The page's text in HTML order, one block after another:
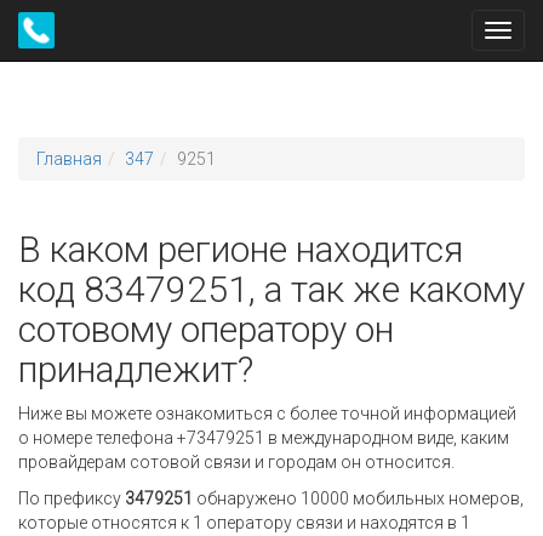
Главная 347 9251
В каком регионе находится
код 83479251, а так же какому
сотовому оператору он
принадлежит?
Ниже вы можете ознакомиться с более точной информацией
о номере телефона +73479251 в международном виде, каким
провайдерам сотовой связи и городам он относится.
По префиксу 3479251 обнаружено 10000 мобильных номеров,
которые относятся к 1 оператору связи и находятся в 1